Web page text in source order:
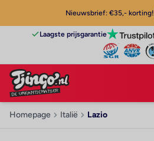
Nieuwsbrief: €35,- korting!
Laagste prijsgarantie
Homepage Italië Lazio